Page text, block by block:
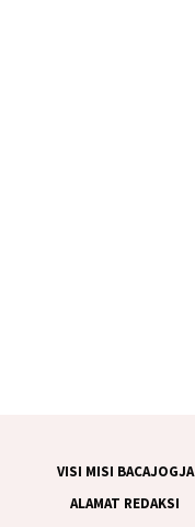
VISI MISI BACAJOGJA
ALAMAT REDAKSI